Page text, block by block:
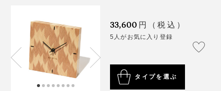
くデザインながら、リビング、寝室、ダイニング、和
室……どんな空間にも、自然と溶け込みます。
写真は「HAMON（波紋）」
外材が中心だった業界で、木目や色、乾燥具合、加工の
精度といった、質のそろった国産材、しかも、県内産を
写真左は「HAMON（波紋） 」。写真右は、本品の「YAGASURI（矢絣）」
杉が育ってきた歴史に、「年輪時計」から『NENRIN
CLOCK』へ育った歴史も重なって、これが時計である
ことの意義を、あらためて感じました。まさに、節目に
贈りたいギフトです。
33,600 円（税込）
5人がお気に入り登録
タイプを選ぶ